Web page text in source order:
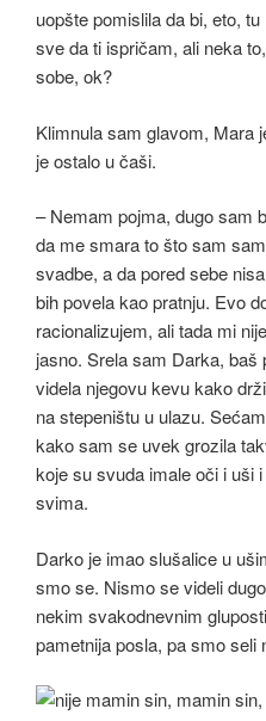
uopšte pomislila da bi, eto,
sve da ti ispričam, ali neka
sobe, ok?
Klimnula sam glavom, Mara
je ostalo u čaši.
– Nemam pojma, dugo sam
da me smara to što sam
svadbe, a da pored sebe
bih povela kao pratnju. Evo
racionalizujem, ali tada mi
jasno. Srela sam Darka,
videla njegovu kevu kako
na stepeništu u ulazu.
kako sam se uvek grozila
koje su svuda imale oči i uši
svima.
Darko je imao slušalice u
smo se. Nismo se videli
nekim svakodnevnim
pametnija posla, pa smo seli